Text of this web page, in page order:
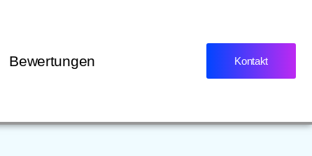
Bewertungen Kontakt